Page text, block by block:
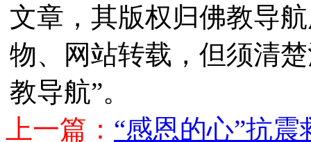
文章，其版权归佛教导
物、网站转载，但须清
教导航”。
上一篇： “感恩的心”抗